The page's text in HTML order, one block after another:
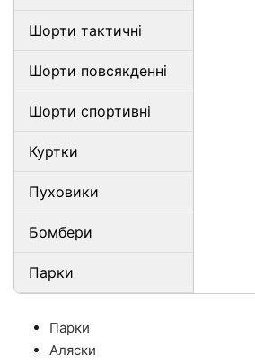
Шорти тактичні
Шорти повсякденні
Шорти спортивні
Куртки
Пуховики
Бомбери
Парки
Парки
Аляски